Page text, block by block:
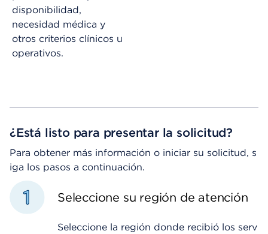
disponibilidad,
necesidad médica y
otros criterios clínicos u
operativos.
¿Está listo para presentar la solicitud?
Para obtener más información o iniciar su solicitud, s
iga los pasos a continuación.
Seleccione su región de atención
Seleccione la región donde recibió los serv